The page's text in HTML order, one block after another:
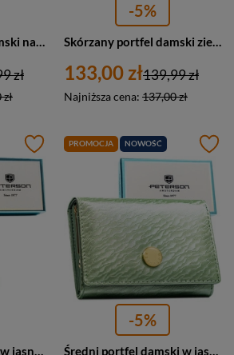
Skórzany portfel damski na zatrzask kolorowy zielony — Peterson PTN RD-21-GCL-Y
zł
-5%
Skórzany portfel damski zielony kolorowy na zatrzask — Peterson PTN RD-22-GCL-Y
133,00 zł
Najniższa cena: 137,00 zł
139,99 zł
PROMOCJA NOWOŚĆ
-5%